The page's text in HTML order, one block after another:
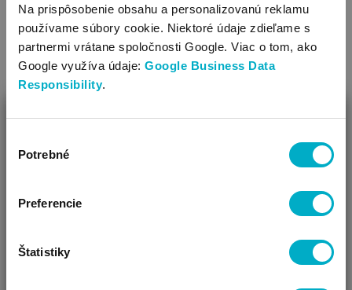
Na prispôsobenie obsahu a personalizovanú reklamu
používame súbory cookie. Niektoré údaje zdieľame s
partnermi vrátane spoločnosti Google. Viac o tom, ako
Google využíva údaje: Google Business Data
Responsibility.
súhlasu
Potrebné
Preferencie
Štatistiky
SÚVISIACE KATEGÓRIE
Dojčenské dupačky Dojčenské nohavice